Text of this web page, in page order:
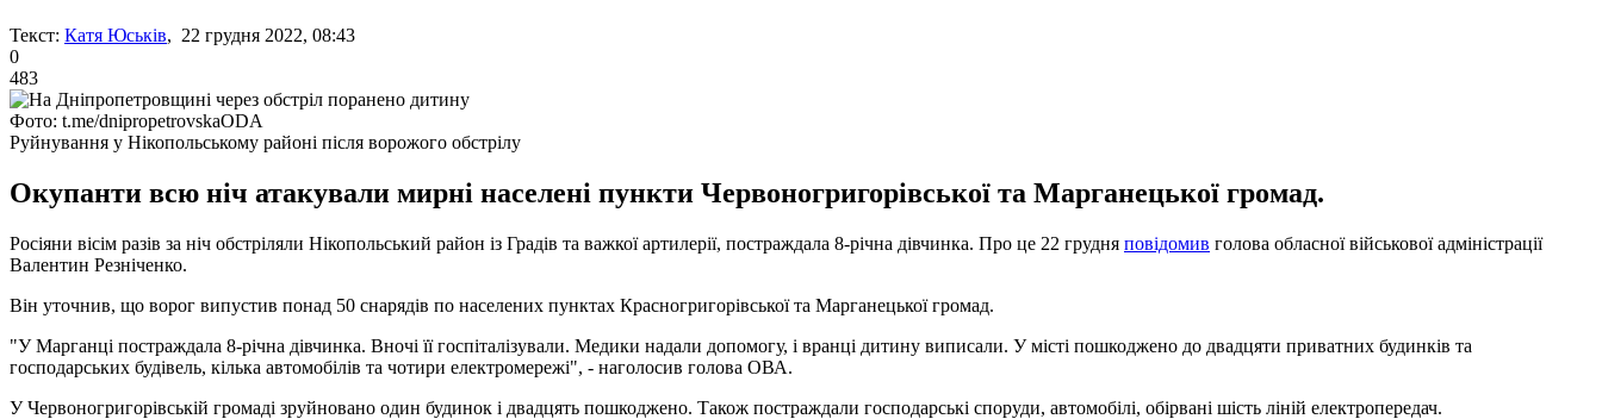
Текст: Катя Юськів, 22 грудня 2022, 08:43
0
483
Фото: t.me/dnipropetrovskaODA
Руйнування у Нікопольському районі після ворожого обстрілу
Окупанти всю ніч атакували мирні населені пункти Червоногригорівської та Марганецької громад.
Росіяни вісім разів за ніч обстріляли Нікопольський район із Градів та важкої артилерії, постраждала 8-річна дівчинка. Про це 22 грудня повідомив голова обласної військової адміністрації
Валентин Резніченко.
Він уточнив, що ворог випустив понад 50 снарядів по населених пунктах Красногригорівської та Марганецької громад.
"У Марганці постраждала 8-річна дівчинка. Вночі її госпіталізували. Медики надали допомогу, і вранці дитину виписали. У місті пошкоджено до двадцяти приватних будинків та
господарських будівель, кілька автомобілів та чотири електромережі", - наголосив голова ОВА.
У Червоногригорівській громаді зруйновано один будинок і двадцять пошкоджено. Також постраждали господарські споруди, автомобілі, обірвані шість ліній електропередач.